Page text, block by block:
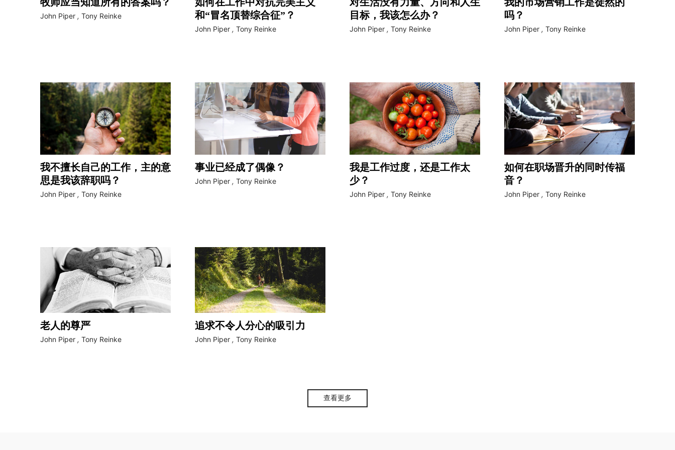
John Piper , Tony Reinke
和“冒名顶替综合征”？
John Piper , Tony Reinke
目标，我该怎么办？
John Piper , Tony Reinke
吗？
John Piper , Tony Reinke
我不擅长自己的工作，主的意
思是我该辞职吗？
John Piper , Tony Reinke
事业已经成了偶像？
John Piper , Tony Reinke
我是工作过度，还是工作太
少？
John Piper , Tony Reinke
如何在职场晋升的同时传福
音？
John Piper , Tony Reinke
老人的尊严
John Piper , Tony Reinke
追求不令人分心的吸引力
John Piper , Tony Reinke
查看更多